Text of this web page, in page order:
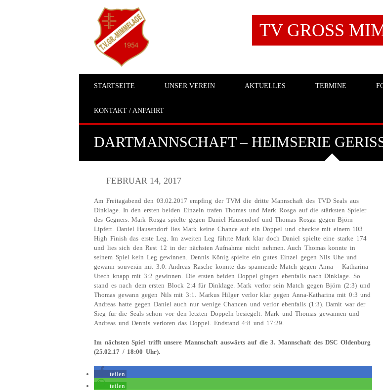
TV GROSS
STARTSEITE UNSER VEREIN AKTUELLES TERMINE
KONTAKT / ANFAHRT
DARTMANNSCHAFT – HEIMSERIE
FEBRUAR 14, 2017
Am Freitagabend den 03.02.2017 empfing der TVM die dritte Mannschaft des TVD Seals aus
Dinklage. In den ersten beiden Einzeln trafen Thomas und Mark Rosga auf die stärksten Spieler
des Gegners. Mark Rosga spielte gegen Daniel Hausendorf und Thomas Rosga gegen Björn
Lipfert. Daniel Hausendorf lies Mark keine Chance auf ein Doppel und checkte mit einem 103
High Finish das erste Leg. Im zweiten Leg führte Mark klar doch Daniel spielte eine starke 174
und lies sich den Rest 12 in der nächsten Aufnahme nicht nehmen. Auch Thomas konnte in
seinem Spiel kein Leg gewinnen. Dennis König spielte ein gutes Einzel gegen Nils Uhe und
gewann souverän mit 3:0. Andreas Rasche konnte das spannende Match gegen Anna – Katharina
Utech knapp mit 3:2 gewinnen. Die ersten beiden Doppel gingen ebenfalls nach Dinklage. So
stand es nach dem ersten Block 2:4 für Dinklage. Mark verlor sein Match gegen Björn (2:3) und
Thomas gewann gegen Nils mit 3:1. Markus Hilger verlor klar gegen Anna-Katharina mit 0:3 und
Andreas hatte gegen Daniel auch nur wenige Chancen und verlor ebenfalls (1:3). Damit war der
Sieg für die Seals schon vor den letzten Doppeln besiegelt. Mark und Thomas gewannen und
Andreas und Dennis verloren das Doppel. Endstand 4:8 und 17:29.
Im nächsten Spiel trifft unsere Mannschaft auswärts auf die 3. Mannschaft des DSC Oldenburg
(25.02.17 / 18:00 Uhr).
teilen
teilen